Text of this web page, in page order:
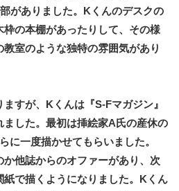
がありました。Kくんのデスクの
の本棚があったりして、その様
室のような独特の雰囲気があり
すが、Kくんは『S-Fマガジン』
した。最初は挿絵家A氏の産休の
に一度描かせてもらいました。
他誌からのオファーがあり、次
紙で描くようになりました。Kくん